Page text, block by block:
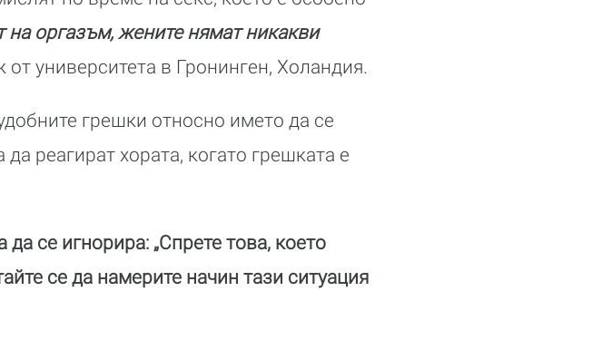
на оргазъм, жените нямат никакви
университета в Гронинген, Холандия.
грешки относно името да се
реагират хората, когато грешката е
се игнорира: „Спрете това, което
се да намерите начин тази ситуация